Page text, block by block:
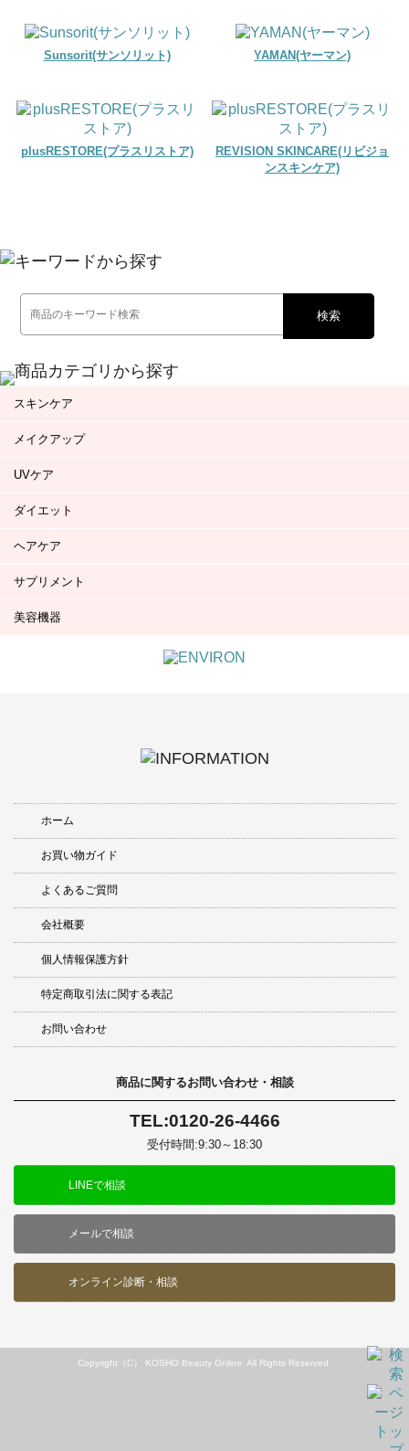
Sunsorit(サンソリット) YAMAN(ヤーマン)
plusRESTORE(プラスリストア)
REVISION SKINCARE(リビジョ
ンスキンケア)
検索
スキンケア
メイクアップ
UVケア
ダイエット
ヘアケア
サプリメント
美容機器
ホーム
お買い物ガイド
よくあるご質問
会社概要
個人情報保護方針
特定商取引法に関する表記
お問い合わせ
商品に関するお問い合わせ・相談
TEL:0120-26-4466
受付時間:9:30～18:30
LINEで相談
メールで相談
オンライン診断・相談
Copyright（C） KOSHO Beauty Online. All Rights Reserved.